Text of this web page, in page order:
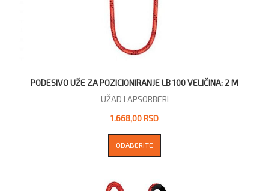
PODESIVO UŽE ZA POZICIONIRANJE LB 100 VELIČINA: 2 M
UŽAD I APSORBERI
1.668,00 RSD
ODABERITE